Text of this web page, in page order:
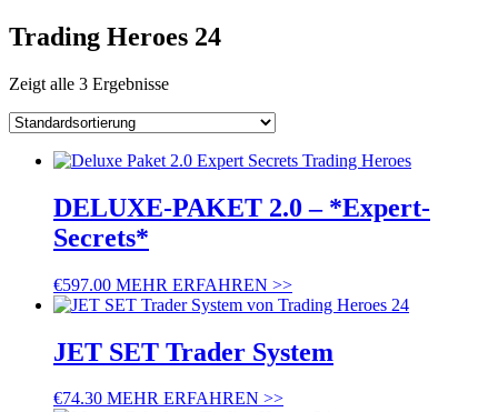
Trading Heroes 24
Zeigt alle 3 Ergebnisse
DELUXE-PAKET 2.0 – *Expert-
Secrets*
€597.00 MEHR ERFAHREN >>
JET SET Trader System
€74.30 MEHR ERFAHREN >>